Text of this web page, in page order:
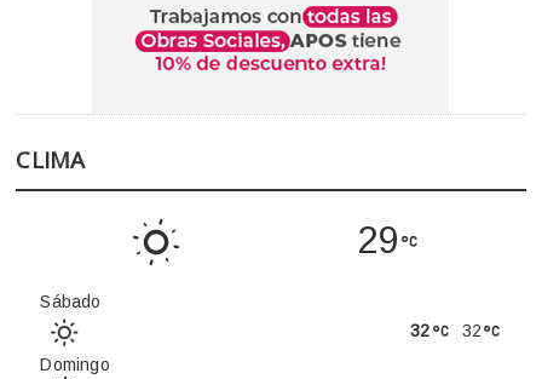
CLIMA
29
Sábado
32
32
Domingo